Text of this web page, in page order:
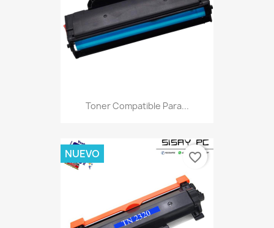
Toner Compatible Para...
NUEVO favorite_border